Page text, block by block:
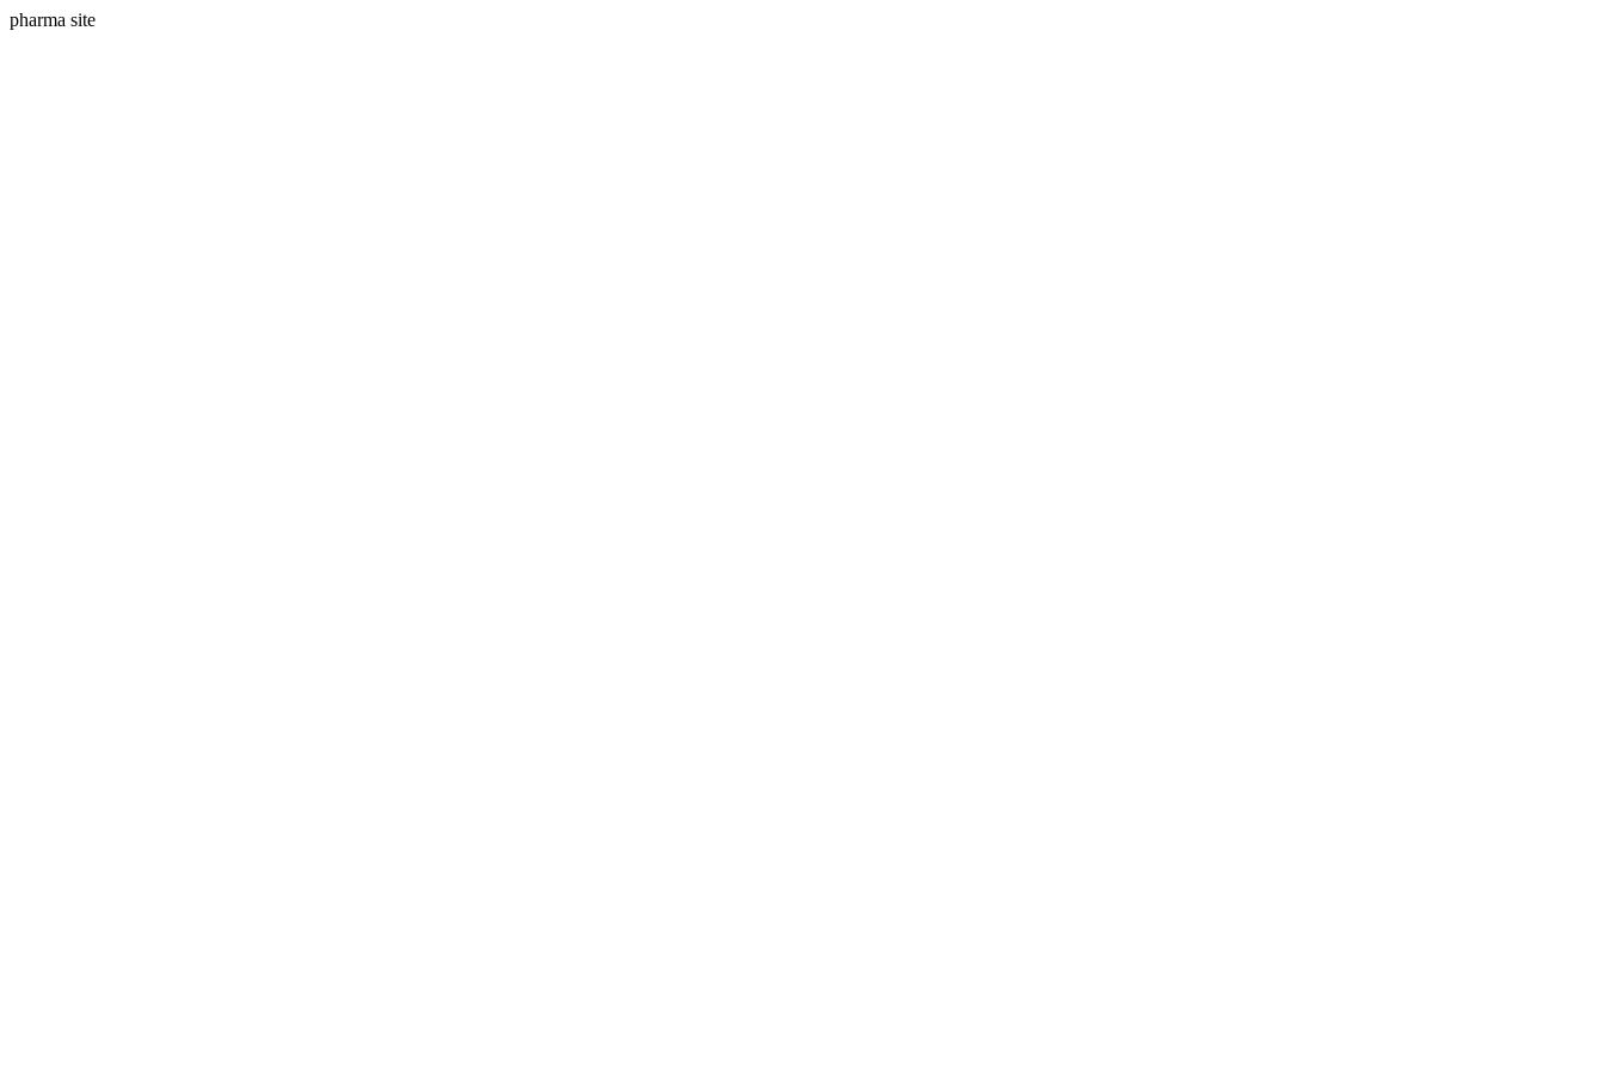
pharma site